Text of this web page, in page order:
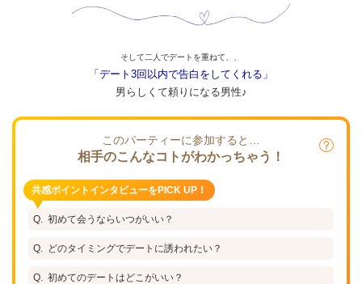
そして二人でデートを重ねて、、
「デート3回以内で告白をしてくれる」
男らしくて頼りになる男性♪
このパーティーに参加すると…
相手のこんなコトがわかっちゃう！
共感ポイントインタビューをPICK UP！
初めて会うならいつがいい？
どのタイミングでデートに誘われたい？
初めてのデートはどこがいい？